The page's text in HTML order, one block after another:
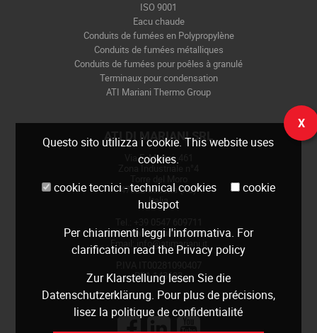
Questo sito utilizza i cookie. This website uses
cookies.
cookie tecnici - technical cookies
cookie
hubspot
Per chiarimenti leggi l'informativa. For
clarification read the Privacy policy
Zur Klarstellung lesen Sie die
Datenschutzerklärung. Pour plus de précisions,
lisez la politique de confidentialité
X
ISO 9001
Eacu chaude
Conduits de fumées en Polypropylène
Conduits de fumées métalliques
Conduits de fumées pour poêles à granulé
Terminaux pour condensation
ATI Mariani Thermo Group
ATI DI MARIANI SRL
Via E. Mattei, 461
47522 Cesena (FC)
Italia
Web:www.atimariani.it
Email: info@atimariani.it
REA 143693